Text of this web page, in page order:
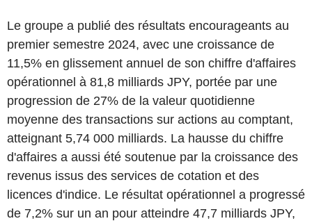
Le groupe a publié des résultats encourageants au
premier semestre 2024, avec une croissance de
11,5% en glissement annuel de son chiffre d'affaires
opérationnel à 81,8 milliards JPY, portée par une
progression de 27% de la valeur quotidienne
moyenne des transactions sur actions au comptant,
atteignant 5,74 000 milliards. La hausse du chiffre
d'affaires a aussi été soutenue par la croissance des
revenus issus des services de cotation et des
licences d'indice. Le résultat opérationnel a progressé
de 7,2% sur un an pour atteindre 47,7 milliards JPY,